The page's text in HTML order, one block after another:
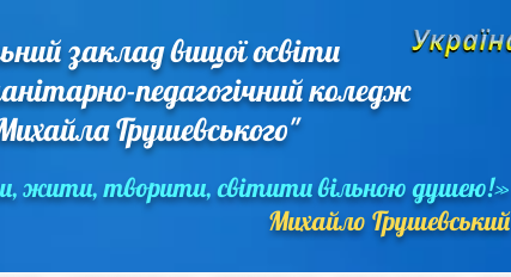
заклад вищої освіти
педагогічний коледж
Грушевського"
жити, творити, світити вільною душею!»
Михайло Грушевський